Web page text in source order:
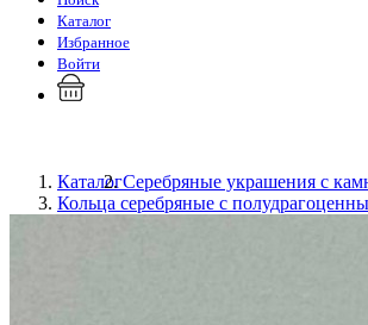
Каталог
Избранное
Войти
КаталогСеребряные украшения с
Кольца серебряные с